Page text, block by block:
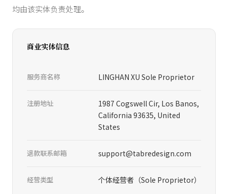
均由该实体负责处理。
商业实体信息
服务商名称 LINGHAN XU Sole Proprietor
注册地址
1987 Cogswell Cir, Los Banos,
California 93635, United
States
退款联系邮箱 support@tabredesign.com
经营类型 个体经营者（Sole Proprietor）